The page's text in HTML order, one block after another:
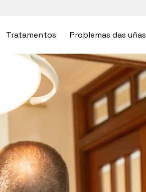
Tratamentos Problemas das uñas